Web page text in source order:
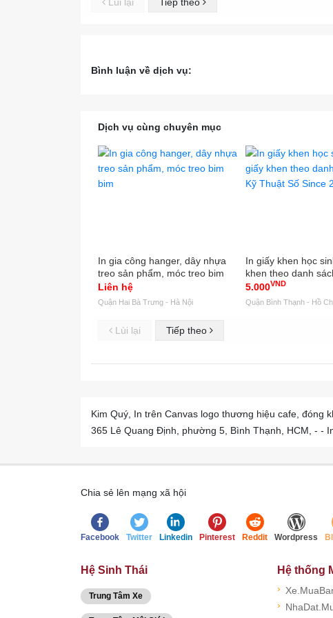
Bình luận về dịch vụ:
Dịch vụ cùng chuyên mục
In gia công hanger, dây nhựa
treo sản phẩm, móc treo bim
bim
Liên hệ
Quận Hai Bà Trưng - Hà Nội
In giấy khen học
khen theo danh
Thuật Số Since 2006
5.000VND
Quận Bình Thạnh - Hồ
Lùi lại Tiếp theo
Kim Quý, In trên Canvas logo thương hiệu cafe, đóng
365 Lê Quang Định, phường 5, Bình Thạnh, HCM, - -
Chia sẻ lên mạng xã hội
Facebook Twitter Linkedin Pinterest Reddit Wordpress
Hệ Sinh Thái
Trung Tâm Xe
Hệ thống
›
›